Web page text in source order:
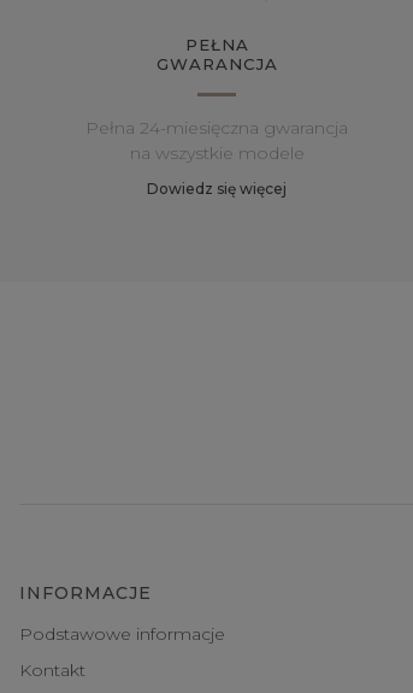
PEŁNA
GWARANCJA
Pełna 24-miesięczna gwarancja
na wszystkie modele
Dowiedz się więcej
INFORMACJE
Podstawowe informacje
Kontakt